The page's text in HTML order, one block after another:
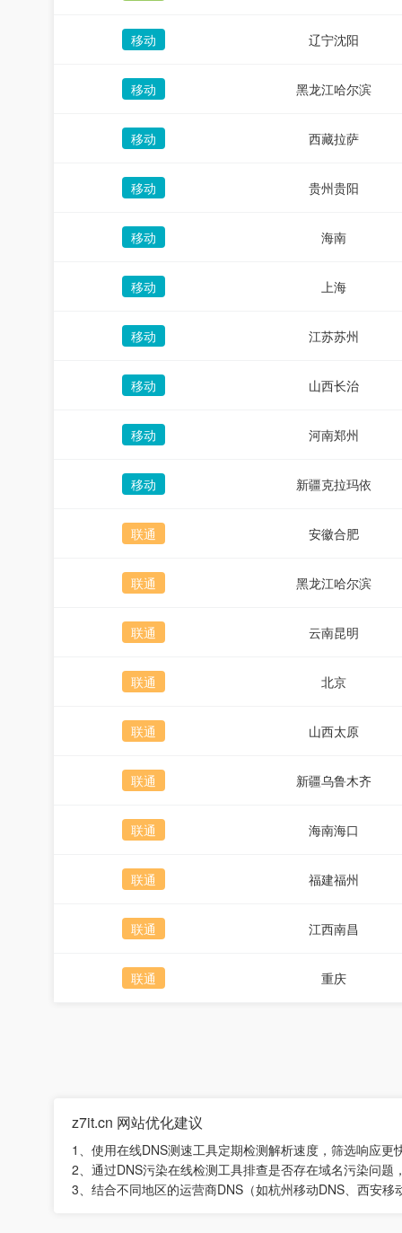
移动 辽宁沈阳
移动 黑龙江哈尔滨
移动 西藏拉萨
移动 贵州贵阳
移动 海南
移动 上海
移动 江苏苏州
移动 山西长治
移动 河南郑州
移动 新疆克拉玛依
联通 安徽合肥
联通 黑龙江哈尔滨
联通 云南昆明
联通 北京
联通 山西太原
联通 新疆乌鲁木齐
联通 海南海口
联通 福建福州
联通 江西南昌
联通 重庆
z7it.cn 网站优化建议
1、使用在线DNS测速工具定期检测解析速度，筛选响应更
2、通过DNS污染在线检测工具排查是否存在域名污染问题
3、结合不同地区的运营商DNS（如杭州移动DNS、西安